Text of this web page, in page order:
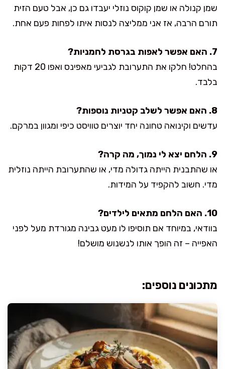
שמן קנולה או שמן קוקוס נוזלי יעבדו גם כן, אבל טעם הזית
תורם הרבה, אז אני ממליצה לנסות איתו לפחות פעם אחת.
7. האם אפשר לאפות בגרסת לחמניות?
בהחלט! חלקו את התערובת לגביעי מאפינס ואפו 20 דקות
בלבד.
8. האם אפשר לשלב קטניות נוספות?
עדשים וקינואה טחונה יחד יוצרים טוויסט כיפי ומגוון במרקם.
9. הלחם יצא לי נמוך, מה קרה?
או שהתבנית הייתה גדולה מדי, או שהתערובת הייתה נוזלית
מדי. חשוב להקפיד על המידות.
10. האם הלחם מתאים לילדים?
בוודאי, במיוחד אם תוסיפו לו מעט גבינה מגורדת מעל לפני
האפייה – זה הופך אותו לנשנוש מושלם!
מתכונים נוספים: